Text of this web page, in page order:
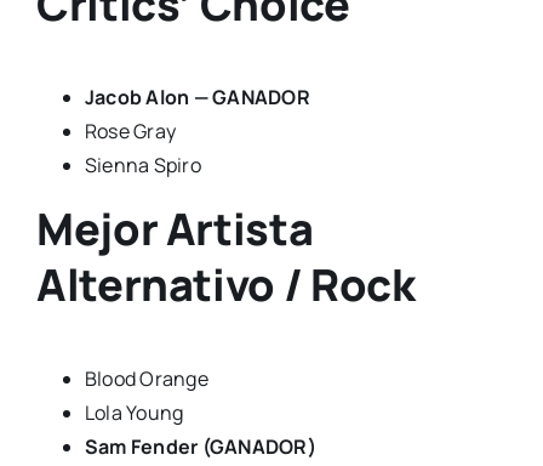
Jacob Alon — GANADOR
Rose Gray
Sienna Spiro
Mejor Artista
Alternativo / Rock
Blood Orange
Lola Young
Sam Fender (GANADOR)